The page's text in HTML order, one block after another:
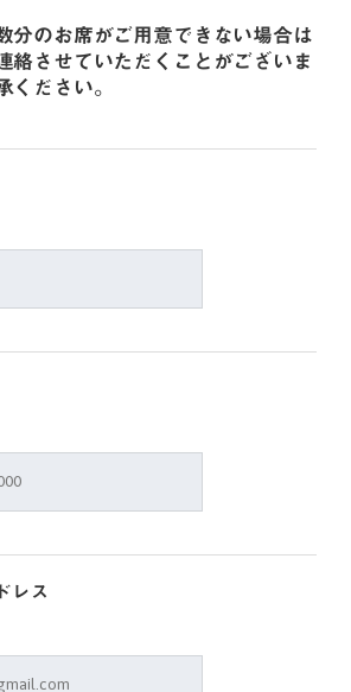
分のお席がご用意できない場合は
絡させていただくことがございま
ください。
レス